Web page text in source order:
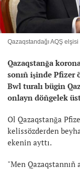
Qazaqstandağı AQŞ
Qazaqstanğa
sonıñ işinde
Bwl turalı bügin
onlayn döñgelek
Ol Qazaqstanğa
kelissözderden
ekenin ayttı.
"Men Qazaqstannıñ